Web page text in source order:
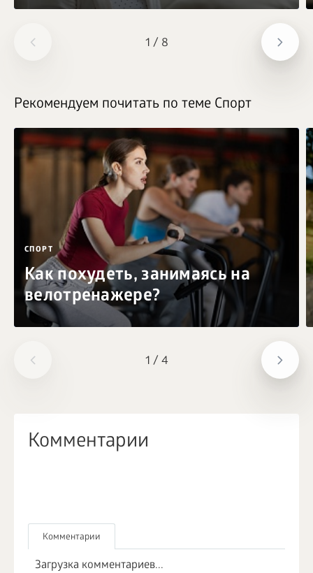
1 / 8
1 / 4
Рекомендуем почитать по теме Спорт
СПОРТ
Как похудеть, занимаясь на
велотренажере?
Комментарии
Комментарии
Загрузка комментариев...